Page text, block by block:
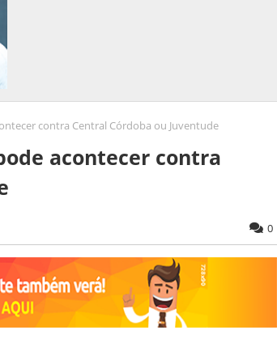
contra Central Córdoba ou Juventude
acontecer contra
0